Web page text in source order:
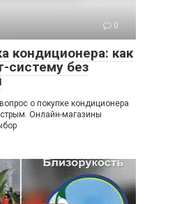
0
кондиционера: как
систему без
о покупке кондиционера
Онлайн-магазины